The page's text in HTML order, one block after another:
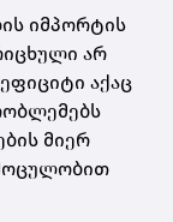
იმპორტის
არ
აქაც
მიერ